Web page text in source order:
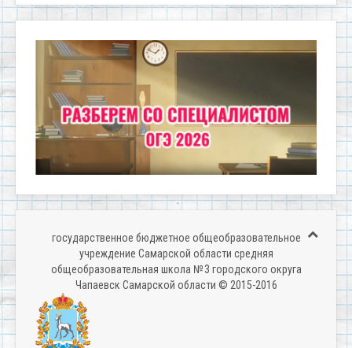
государственное бюджетное общеобразовательное
учреждение Самарской области средняя
общеобразовательная школа № 3 городского округа
Чапаевск Самарской области © 2015-2016